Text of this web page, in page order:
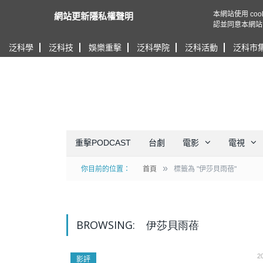
泛科學 泛科技 娛樂重擊 泛科學院 泛科活動 泛科市
重擊PODCAST 台劇 電影 電視
你目前的位置： 首頁 » 標籤為 "伊莎貝雨蓓"
BROWSING: 伊莎貝雨蓓
影評
網站更新隱私權聲明
本網站使用
認並同意本網